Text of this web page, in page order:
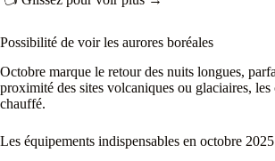
Possibilité de voir les aurores boréales
Octobre marque le retour des nuits longues,
proximité des sites volcaniques ou glaciaires,
chauffé.
Les équipements indispensables en octobre 2025